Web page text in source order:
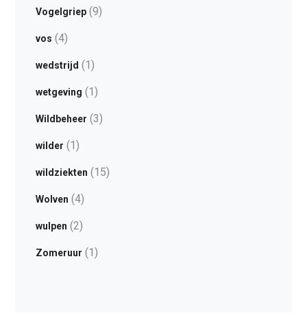
Vogelgriep(9)
vos (4)
wedstrijd (1)
wetgeving (1)
Wildbeheer (3)
wilder (1)
wildziekten (15)
Wolven (4)
wulpen (2)
Zomeruur (1)